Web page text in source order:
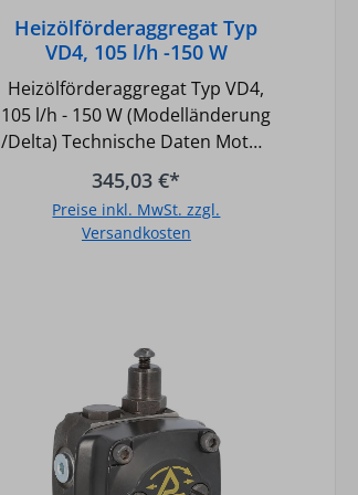
Heizölförderaggregat Typ
VD4, 105 l/h -150 W
(Modelländerung /Delta)
Heizölförderaggregat Typ VD4,
105 l/h - 150 W (Modelländerung
/Delta) Technische Daten Motor:
- Motorleistung (bei 2800 min-1):
150 W - Netzfrequenz: 50 Hz -
Netzspannung: 230 V -
Stromaufnahme: 1,1 A -
oder Linkslauf, abhängig von
der Pumpendrehrichtung, ist
unbedingt zu beachten,
Technische Daten DELTA
Pumpe: - Vakuum saugseitig: -
0,5 bar - Förderleistung:
345,03 €*
Preise inkl. MwSt. zzgl.
Versandkosten